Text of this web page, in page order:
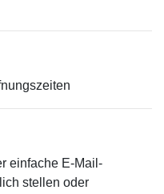
einfache E-Mail-
stellen oder